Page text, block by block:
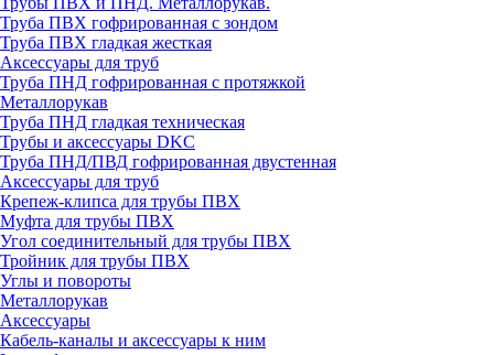
Труба ПВХ гофрированная с зондом
Труба ПВХ гладкая жесткая
Аксессуары для труб
Труба ПНД гофрированная с протяжкой
Металлорукав
Труба ПНД гладкая техническая
Трубы и аксессуары DKC
Труба ПНД/ПВД гофрированная двустенная
Аксессуары для труб
Крепеж-клипса для трубы ПВХ
Муфта для трубы ПВХ
Угол соединительный для трубы ПВХ
Тройник для трубы ПВХ
Углы и повороты
Металлорукав
Аксессуары
Кабель-каналы и аксессуары к ним